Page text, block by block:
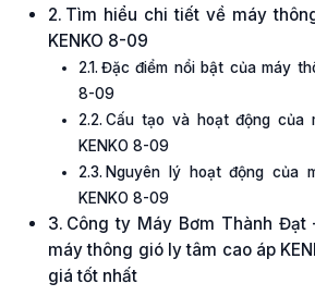
Tìm hiểu chi tiết về máy
KENKO 8-09
Đặc điểm nổi bật của máy
8-09
Cấu tạo và hoạt động của
KENKO 8-09
Nguyên lý hoạt động của
KENKO 8-09
Công ty Máy Bơm Thành Đạt
máy thông gió ly tâm cao áp
giá tốt nhất